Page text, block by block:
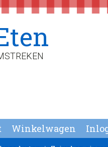
Winkelwagen